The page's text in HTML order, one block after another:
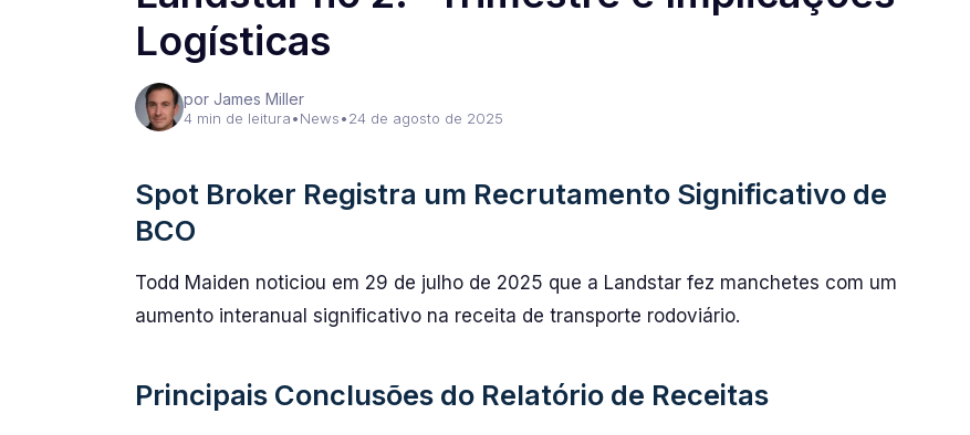
Logísticas
por James Miller
4 min de leitura•News•24 de agosto de 2025
Spot Broker Registra um Recrutamento Significativo de
BCO
Todd Maiden noticiou em 29 de julho de 2025 que a Landstar fez manchetes com um
aumento interanual significativo na receita de transporte rodoviário.
Principais Conclusões do Relatório de Receitas